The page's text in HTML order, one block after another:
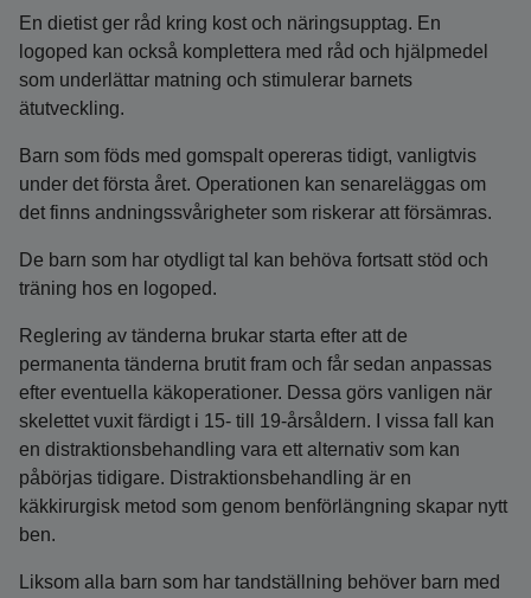
En dietist ger råd kring kost och näringsupptag. En
logoped kan också komplettera med råd och hjälpmedel
som underlättar matning och stimulerar barnets
ätutveckling.
Barn som föds med gomspalt opereras tidigt, vanligtvis
under det första året. Operationen kan senareläggas om
det finns andningssvårigheter som riskerar att försämras.
De barn som har otydligt tal kan behöva fortsatt stöd och
träning hos en logoped.
Reglering av tänderna brukar starta efter att de
permanenta tänderna brutit fram och får sedan anpassas
efter eventuella käkoperationer. Dessa görs vanligen när
skelettet vuxit färdigt i 15- till 19-årsåldern. I vissa fall kan
en distraktionsbehandling vara ett alternativ som kan
påbörjas tidigare. Distraktionsbehandling är en
käkkirurgisk metod som genom benförlängning skapar nytt
ben.
Liksom alla barn som har tandställning behöver barn med